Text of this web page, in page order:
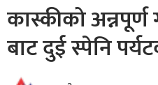
कास्कीको
बाट दुई स्पेनि